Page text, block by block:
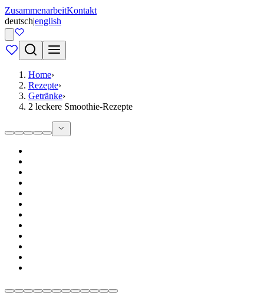
ZusammenarbeitKontakt
deutsch|english
Home›
Rezepte›
Getränke›
2 leckere Smoothie-Rezepte